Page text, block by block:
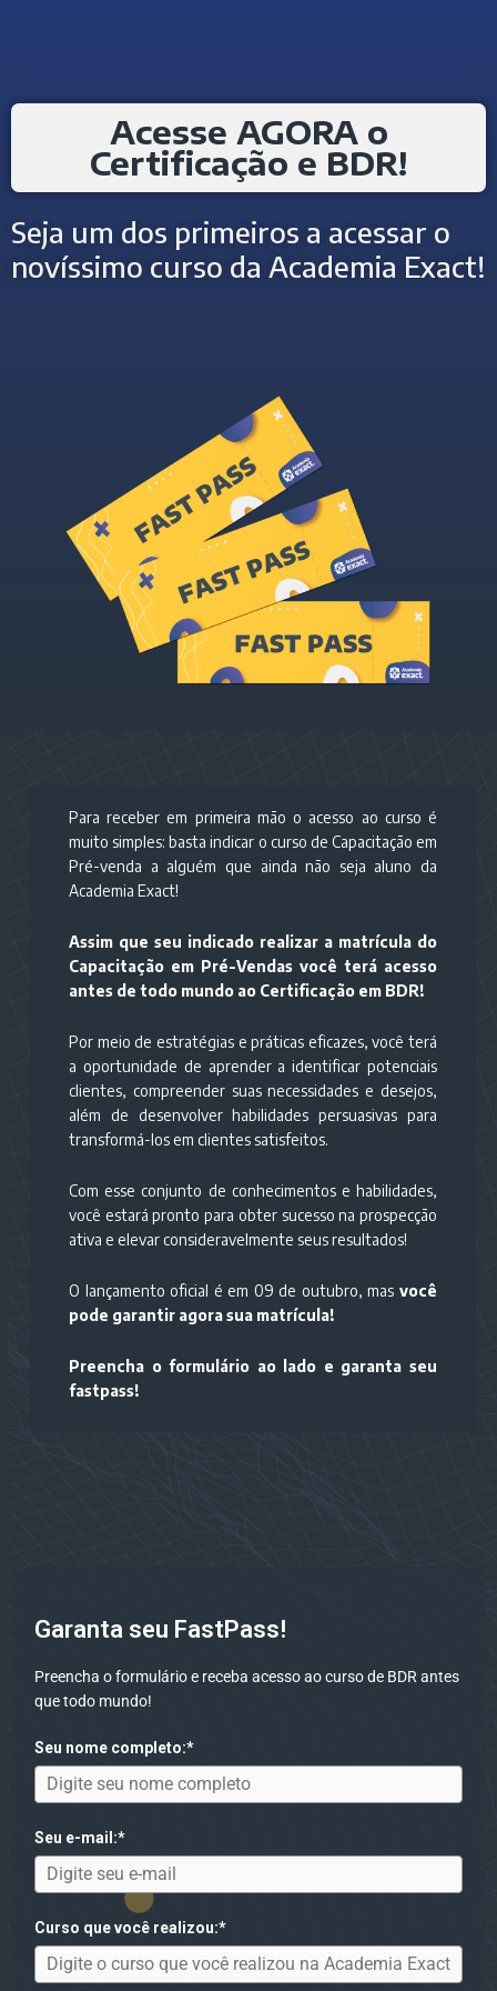
Acesse AGORA o
Certificação e BDR!
Seja um dos primeiros a acessar o
novíssimo curso da Academia Exact!
Para receber em primeira mão o acesso ao curso é
muito simples: basta indicar o curso de Capacitação em
Pré-venda a alguém que ainda não seja aluno da
Academia Exact!
Assim que seu indicado realizar a matrícula do
Capacitação em Pré-Vendas você terá acesso
antes de todo mundo ao Certificação em BDR!
Por meio de estratégias e práticas eficazes, você terá
a oportunidade de aprender a identificar potenciais
clientes, compreender suas necessidades e desejos,
além de desenvolver habilidades persuasivas para
transformá-los em clientes satisfeitos.
Com esse conjunto de conhecimentos e habilidades,
você estará pronto para obter sucesso na prospecção
ativa e elevar consideravelmente seus resultados!
O lançamento oficial é em 09 de outubro, mas você
pode garantir agora sua matrícula!
Preencha o formulário ao lado e garanta seu
fastpass!
Garanta seu FastPass!
Preencha o formulário e receba acesso ao curso de BDR antes
que todo mundo!
Seu nome completo:*
Seu e-mail:*
Curso que você realizou:*